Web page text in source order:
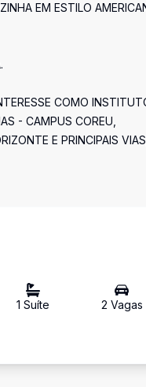
EM ESTILO
COMO
- CAMPUS COREU,
E PRINCIPAIS VIAS,
1 Suíte 2 Vagas